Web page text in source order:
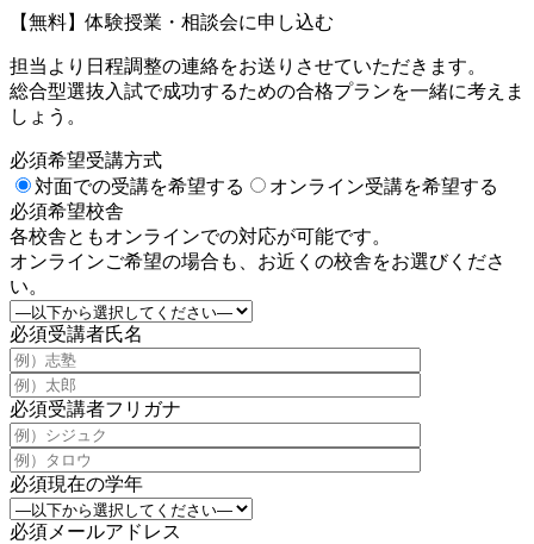
【無料】体験授業・相談会に申し込む
担当より日程調整の連絡をお送りさせていただきます。
総合型選抜入試で成功するための合格プランを一緒に考えま
しょう。
必須希望受講方式
対面での受講を希望する
オンライン受講を希望する
必須希望校舎
各校舎ともオンラインでの対応が可能です。
オンラインご希望の場合も、お近くの校舎をお選びくださ
い。
必須受講者氏名
必須受講者フリガナ
必須現在の学年
必須 メールアドレス